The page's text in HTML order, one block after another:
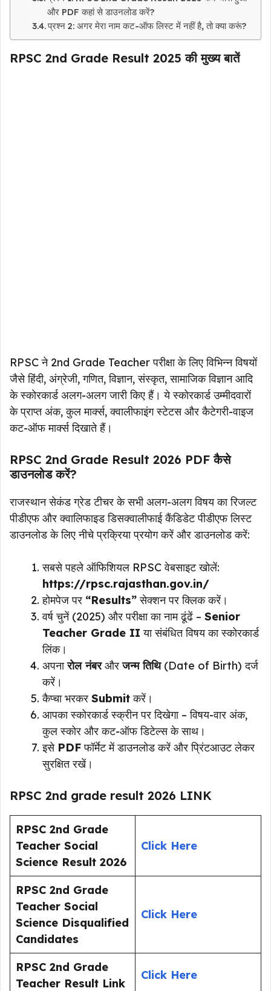
और PDF कहां से डाउनलोड करें?
प्रश्न 2: अगर मेरा नाम कट-ऑफ लिस्ट में नहीं है, तो क्या करूं?
RPSC 2nd Grade Result 2025 की मुख्य बातें
RPSC ने 2nd Grade Teacher परीक्षा के लिए विभिन्न विषयों
जैसे हिंदी, अंग्रेजी, गणित, विज्ञान, संस्कृत, सामाजिक विज्ञान आदि
के स्कोरकार्ड अलग-अलग जारी किए हैं। ये स्कोरकार्ड उम्मीदवारों
के प्राप्त अंक, कुल मार्क्स, क्वालीफाइंग स्टेटस और कैटेगरी-वाइज
कट-ऑफ मार्क्स दिखाते हैं।
RPSC 2nd Grade Result 2026 PDF कैसे
डाउनलोड करें?
राजस्थान सेकंड ग्रेड टीचर के सभी अलग-अलग विषय का रिजल्ट
पीडीएफ और क्वालिफाइड डिसक्वालीफाई कैंडिडेट पीडीएफ लिस्ट
डाउनलोड के लिए नीचे प्रक्रिया प्रयोग करें और डाउनलोड करें:
सबसे पहले ऑफिशियल RPSC वेबसाइट खोलें:
https://rpsc.rajasthan.gov.in/
होमपेज पर “Results”सेक्शन पर क्लिक करें।
वर्ष चुनें (2025) और परीक्षा का नाम ढूंढें – Senior
Teacher Grade II या संबंधित विषय का स्कोरकार्ड
लिंक।
अपनारोल नंबरऔरजन्म तिथि(Date of Birth) दर्ज
करें।
कैप्चा भरकर Submitकरें।
आपका स्कोरकार्ड स्क्रीन पर दिखेगा – विषय-वार अंक,
कुल स्कोर और कट-ऑफ डिटेल्स के साथ।
इसे PDFफॉर्मेट में डाउनलोड करें और प्रिंटआउट लेकर
सुरक्षित रखें।
RPSC 2nd grade result 2026 LINK
RPSC 2nd Grade
Teacher Social
Science Result 2026
Click Here
RPSC 2nd Grade
Teacher Social
Science Disqualified
Candidates
Click Here
RPSC 2nd Grade
Teacher Result Link
Click Here